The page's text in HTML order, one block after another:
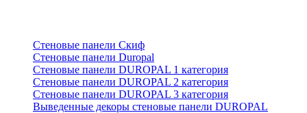
Стеновые панели Скиф
Стеновые панели Duropal
Стеновые панели DUROPAL 1 категория
Стеновые панели DUROPAL 2 категория
Стеновые панели DUROPAL 3 категория
Выведенные декоры стеновые панели DUROPAL